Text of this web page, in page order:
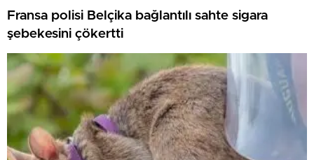
Fransa polisi Belçika bağlantılı sahte sigara
şebekesini çökertti